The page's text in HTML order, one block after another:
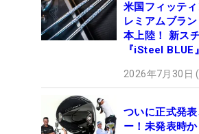
米国フィッテ
レミアムブラ
本上陸！ 新ス
『iSteel
2026年7月30日
ついに正式発
ー！未発表時